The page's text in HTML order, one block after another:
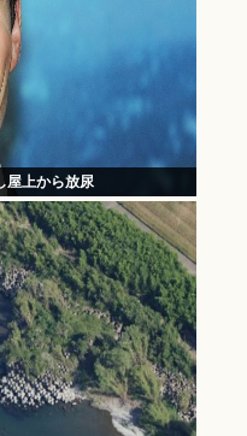
屋上から放尿